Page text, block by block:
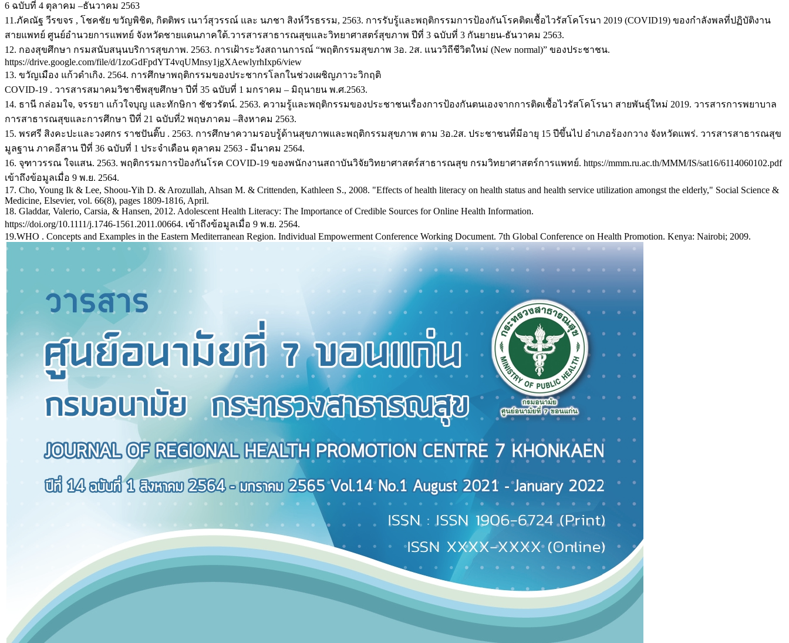
6 ฉบับที่ 4 ตุลาคม –ธันวาคม 2563
11.ภัคณัฐ วีรขจร , โชคชัย ขวัญพิชิต, กิตติพร เนาว์สุวรรณ์ และ นภชา สิงห์วีรธรรม, 2563. การรับรู้และพฤติกรรมการป้องกันโรคติดเชื้อไวรัสโคโรนา 2019 (COVID19) ของกำลังพลที่ปฏิบัติงาน
สายแพทย์ ศูนย์อำนวยการแพทย์ จังหวัดชายแดนภาคใต้.วารสารสาธารณสุขและวิทยาศาสตร์สุขภาพ ปีที่ 3 ฉบับที่ 3 กันยายน-ธันวาคม 2563.
12. กองสุขศึกษา กรมสนับสนุนบริการสุขภาพ. 2563. การเฝ้าระวังสถานการณ์ “พฤติกรรมสุขภาพ 3อ. 2ส. แนววิถีชีวิตใหม่ (New normal)” ของประชาชน.
https://drive.google.com/file/d/1zoGdFpdYT4vqUMnsy1jgXAewlyrhIxp6/view
13. ขวัญเมือง แก้วดำเกิง. 2564. การศึกษาพฤติกรรมของประชากรโลกในช่วงเผชิญภาวะวิกฤติ
COVID-19 . วารสารสมาคมวิชาชีพสุขศึกษา ปีที่ 35 ฉบับที่ 1 มกราคม – มิถุนายน พ.ศ.2563.
14. ธานี กล่อมใจ, จรรยา แก้วใจบุญ และทักษิกา ชัชวรัตน์. 2563. ความรู้และพฤติกรรมของประชาชนเรื่องการป้องกันตนเองจากการติดเชื้อไวรัสโคโรนา สายพันธุ์ใหม่ 2019. วารสารการพยาบาล
การสาธารณสุขและการศึกษา ปีที่ 21 ฉบับที่2 พฤษภาคม –สิงหาคม 2563.
15. พรศรี สิงคะปะและวงศกร ราชปันติ๊บ . 2563. การศึกษาความรอบรู้ด้านสุขภาพและพฤติกรรมสุขภาพ ตาม 3อ.2ส. ประชาชนที่มีอายุ 15 ปีขึ้นไป อำเภอร้องกวาง จังหวัดแพร่. วารสารสาธารณสุข
มูลฐาน ภาคอีสาน ปีที่ 36 ฉบับที่ 1 ประจำเดือน ตุลาคม 2563 - มีนาคม 2564.
16. จุฑาวรรณ ใจแสน. 2563. พฤติกรรมการป้องกันโรค COVID-19 ของพนักงานสถาบันวิจัยวิทยาศาสตร์สาธารณสุข กรมวิทยาศาสตร์การแพทย์. https://mmm.ru.ac.th/MMM/IS/sat16/6114060102.pdf
เข้าถึงข้อมูลเมื่อ 9 พ.ย. 2564.
17. Cho, Young Ik & Lee, Shoou-Yih D. & Arozullah, Ahsan M. & Crittenden, Kathleen S., 2008. "Effects of health literacy on health status and health service utilization amongst the elderly," Social Science &
Medicine, Elsevier, vol. 66(8), pages 1809-1816, April.
18. Gladdar, Valerio, Carsia, & Hansen, 2012. Adolescent Health Literacy: The Importance of Credible Sources for Online Health Information.
https://doi.org/10.1111/j.1746-1561.2011.00664. เข้าถึงข้อมูลเมื่อ 9 พ.ย. 2564.
19.WHO . Concepts and Examples in the Eastern Mediterranean Region. Individual Empowerment Conference Working Document. 7th Global Conference on Health Promotion. Kenya: Nairobi; 2009.